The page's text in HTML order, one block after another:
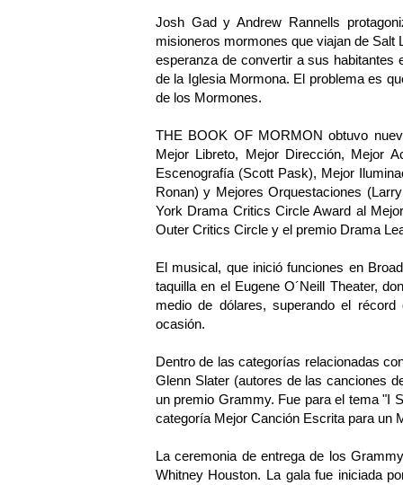
Josh Gad y Andrew Rannells
misioneros mormones que viajan de
esperanza de convertir a sus habitantes
de la Iglesia Mormona. El problema es
de los Mormones.
THE BOOK OF MORMON obtuvo
Mejor Libreto, Mejor Dirección, Mejor
Escenografía (Scott Pask), Mejor
Ronan) y Mejores Orquestaciones
York Drama Critics Circle Award al
Outer Critics Circle y el premio Drama
El musical, que inició funciones en
taquilla en el Eugene O´Neill Theater,
medio de dólares, superando el
ocasión.
Dentro de las categorías relacionadas
Glenn Slater (autores de las canciones
un premio Grammy. Fue para el tema "I
categoría Mejor Canción Escrita para un
La ceremonia de entrega de los
Whitney Houston. La gala fue iniciada